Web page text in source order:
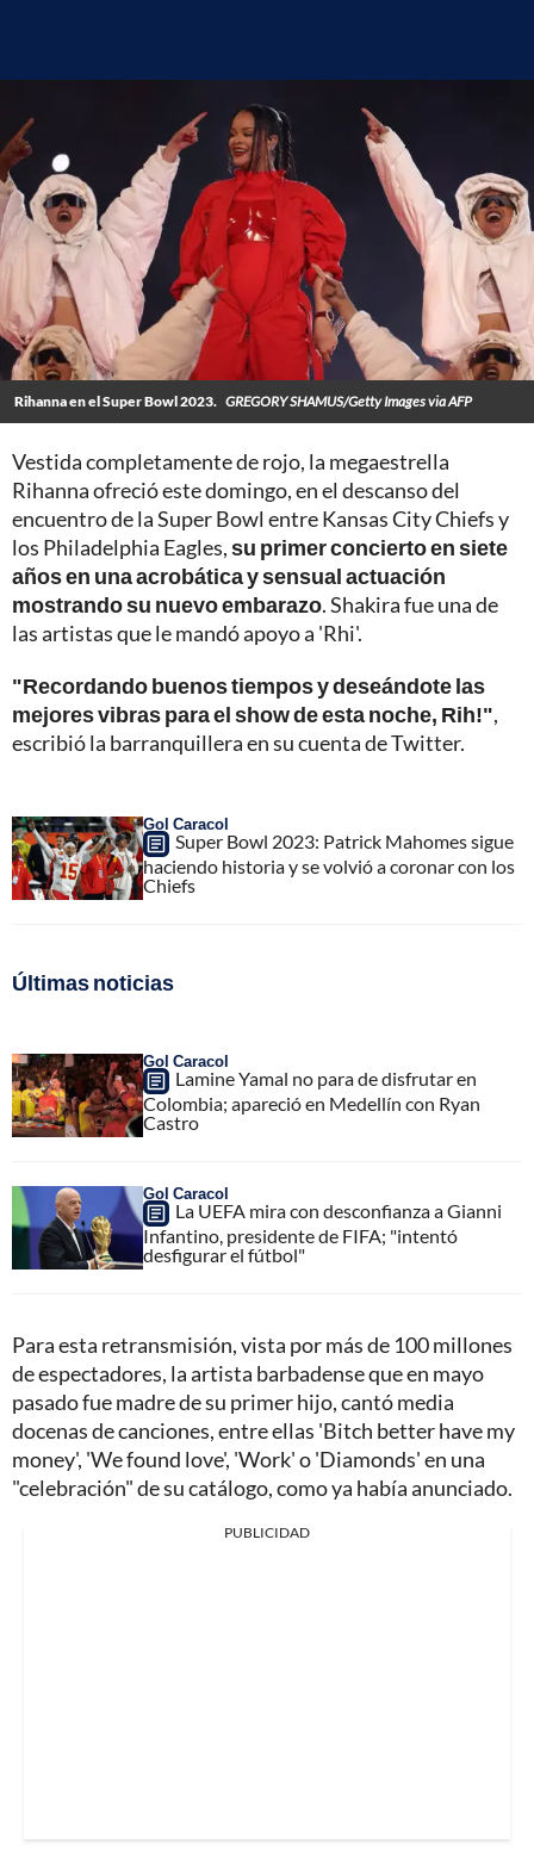
Rihanna en el Super Bowl 2023. GREGORY SHAMUS/Getty Images via AFP
Vestida completamente de rojo, la megaestrella
Rihanna ofreció este domingo, en el descanso del
encuentro de la Super Bowl entre Kansas City Chiefs y
los Philadelphia Eagles,su primer concierto en siete
años en una acrobática y sensual actuación
mostrando su nuevo embarazo. Shakira fue una de
las artistas que le mandó apoyo a 'Rhi'.
"Recordando buenos tiempos y deseándote las
mejores vibras para el show de esta noche, Rih!",
escribió la barranquillera en su cuenta de Twitter.
Gol Caracol
Super Bowl 2023: Patrick Mahomes sigue
haciendo historia y se volvió a coronar con los
Chiefs
Últimas noticias
Gol Caracol
Lamine Yamal no para de disfrutar en
Colombia; apareció en Medellín con Ryan
Castro
Gol Caracol
La UEFA mira con desconfianza a Gianni
Infantino, presidente de FIFA; "intentó
desfigurar el fútbol"
Para esta retransmisión, vista por más de 100 millones
de espectadores, la artista barbadense que en mayo
pasado fue madre de su primer hijo, cantó media
docenas de canciones, entre ellas 'Bitch better have my
money', 'We found love', 'Work' o 'Diamonds' en una
"celebración" de su catálogo, como ya había anunciado.
PUBLICIDAD